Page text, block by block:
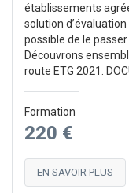
établissements
solution d’évaluation
possible de le
Découvrons
route ETG 2021.
Formation
220 €
EN SAVOIR PLUS